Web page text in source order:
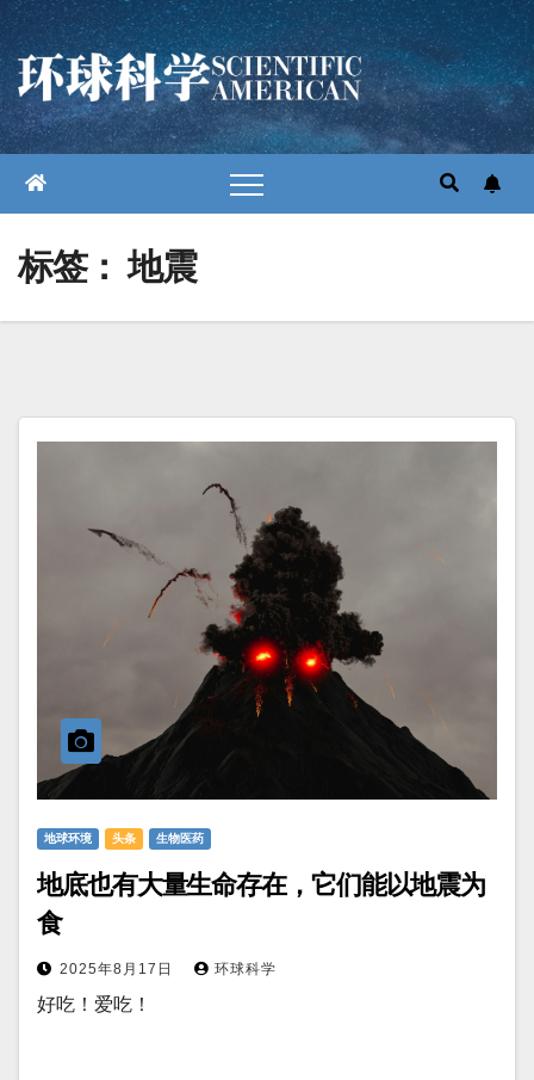
跳
至
内
容
标签：地震
地球环境 头条 生物医药
地底也有大量生命存在，它们能以地震为
食
2025年8月17日 环球科学
好吃！爱吃！